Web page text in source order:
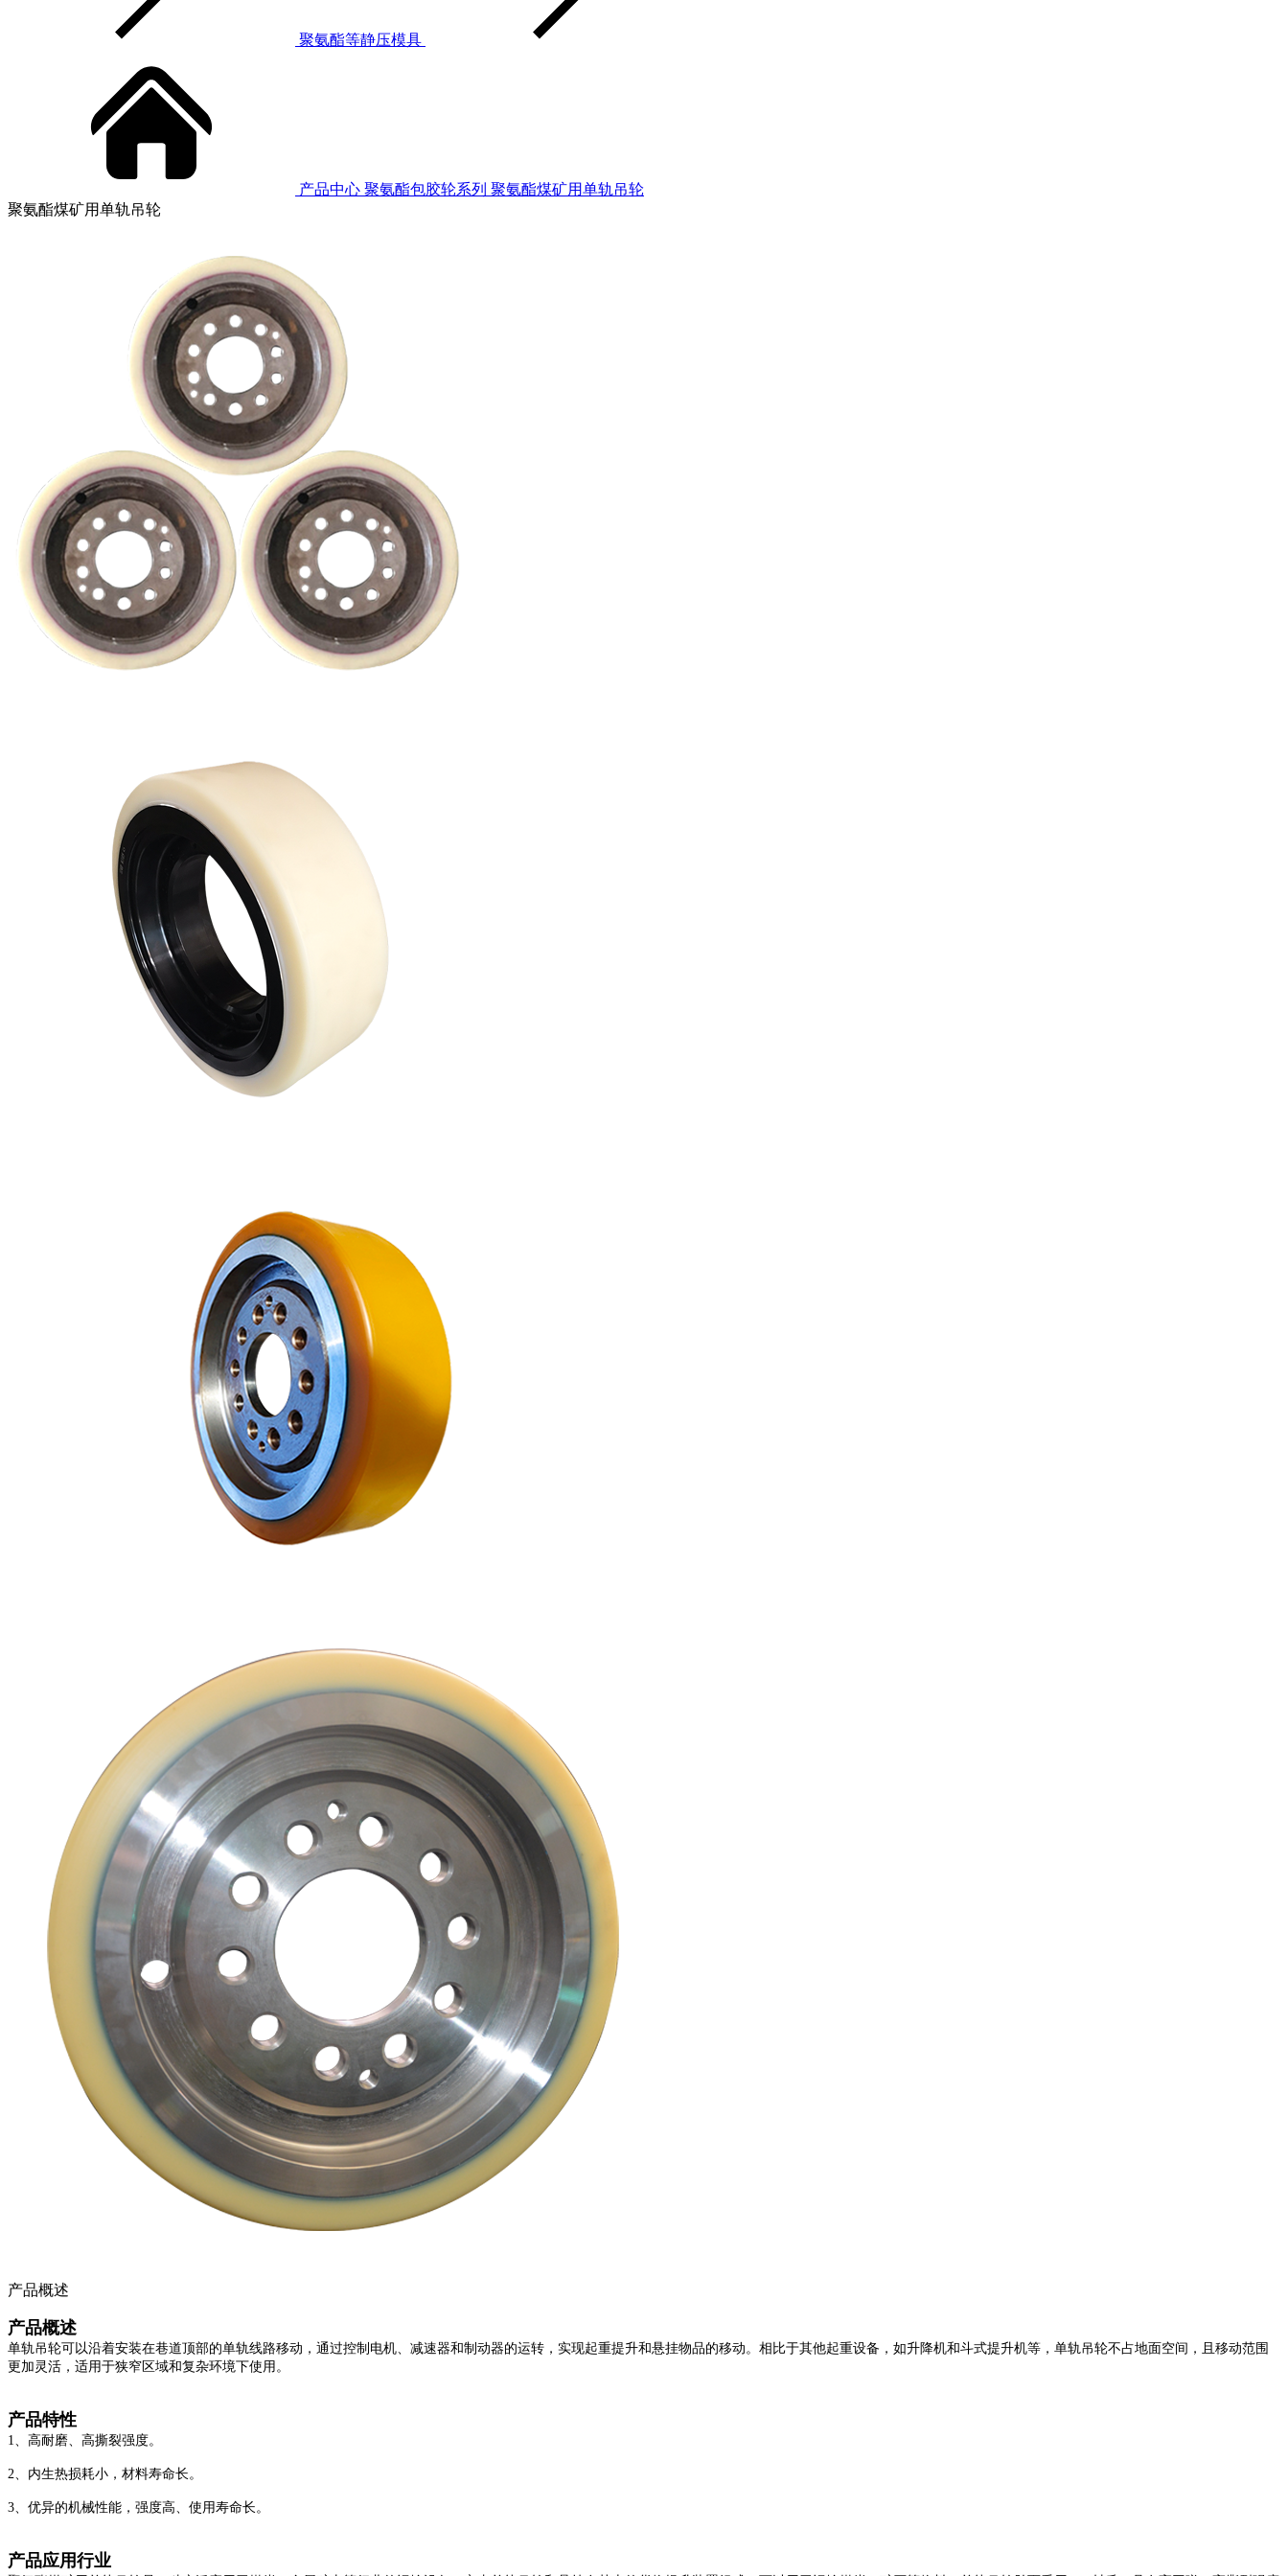
聚氨酯等静压模具
产品中心 聚氨酯包胶轮系列 聚氨酯煤矿用单轨吊轮
聚氨酯煤矿用单轨吊轮
产品概述
产品概述
单轨吊轮可以沿着安装在巷道顶部的单轨线路移动，通过控制电机、减速器和制动器的运转，实现起重提升和悬挂物品的移动。相比于其他起重设备，如升降机和斗式提升机等，单轨吊轮不占地面空间，且移动范围
更加灵活，适用于狭窄区域和复杂环境下使用。
产品特性
1、高耐磨、高撕裂强度。
2、内生热损耗小，材料寿命长。
3、优异的机械性能，强度高、使用寿命长。
产品应用行业